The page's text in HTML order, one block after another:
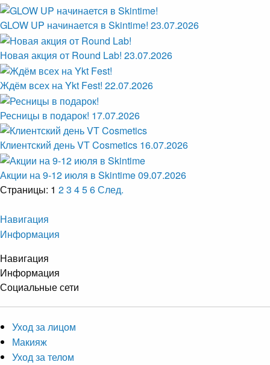
GLOW UP начинается в Skintime! 23.07.2026
Новая акция от Round Lab! 23.07.2026
Ждём всех на Ykt Fest! 22.07.2026
Ресницы в подарок! 17.07.2026
Клиентский день VT Cosmetics 16.07.2026
Акции на 9-12 июля в Skintime09.07.2026
Страницы: 1 23 456След.
Навигация
Информация
Навигация
Информация
Социальные сети
Уход за лицом
Макияж
Уход за телом